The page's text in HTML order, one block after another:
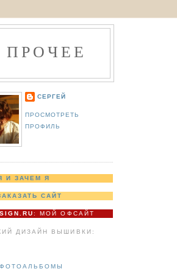
СЕРГЕЙ
ПРОСМОТРЕТЬ
ПРОФИЛЬ
И ЗАЧЕМ Я
САЙТ
: МОЙ ОФСАЙТ
ДИЗАЙН ВЫШИВКИ: